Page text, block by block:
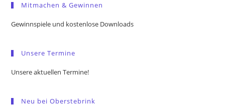
Mitmachen & Gewinnen
Gewinnspiele und kostenlose Downloads
Unsere Termine
Unsere aktuellen Termine!
Neu bei Oberstebrink